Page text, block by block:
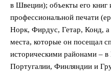
в Швеции); объекты его книг
профессиональной печати
Норк, Фирдус, Гетар, Конд,
места, которые он посещал
историческими районами –
Португалии, Финляндии и